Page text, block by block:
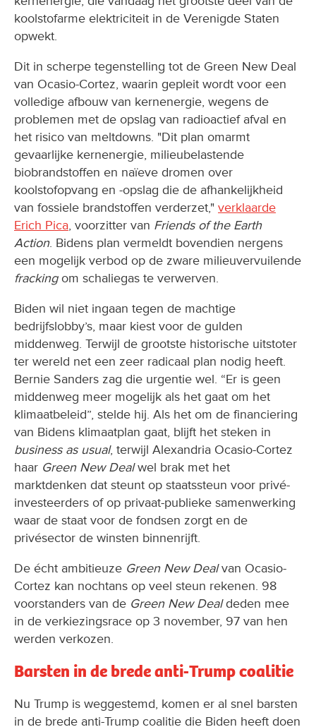
koolstofarme elektriciteit in de Verenigde Staten
opwekt.
Dit in scherpe tegenstelling tot de Green New Deal
van Ocasio-Cortez, waarin gepleit wordt voor een
volledige afbouw van kernenergie, wegens de
problemen met de opslag van radioactief afval en
het risico van meltdowns. "Dit plan omarmt
gevaarlijke kernenergie, milieubelastende
biobrandstoffen en naïeve dromen over
koolstofopvang en -opslag die de afhankelijkheid
van fossiele brandstoffen verderzet," verklaarde
Erich Pica, voorzitter van Friends of the Earth
Action. Bidens plan vermeldt bovendien nergens
een mogelijk verbod op de zware milieuvervuilende
frackingom schaliegas te verwerven.
Biden wil niet ingaan tegen de machtige
bedrijfslobby’s, maar kiest voor de gulden
middenweg. Terwijl de grootste historische uitstoter
ter wereld net een zeer radicaal plan nodig heeft.
Bernie Sanders zag die urgentie wel. “Er is geen
middenweg meer mogelijk als het gaat om het
klimaatbeleid”, stelde hij. Als het om de financiering
van Bidens klimaatplan gaat, blijft het steken in
business as usual, terwijl Alexandria Ocasio-Cortez
haar Green New Dealwel brak met het
marktdenken dat steunt op staatssteun voor privé-
investeerders of op privaat-publieke samenwerking
waar de staat voor de fondsen zorgt en de
privésector de winsten binnenrijft.
De écht ambitieuze Green New Dealvan Ocasio-
Cortez kan nochtans op veel steun rekenen. 98
voorstanders van de Green New Dealdeden mee
in de verkiezingsrace op 3 november, 97 van hen
werden verkozen.
Barsten in de brede anti-Trump coalitie
Nu Trump is weggestemd, komen er al snel barsten
in de brede anti-Trump coalitie die Biden heeft doen